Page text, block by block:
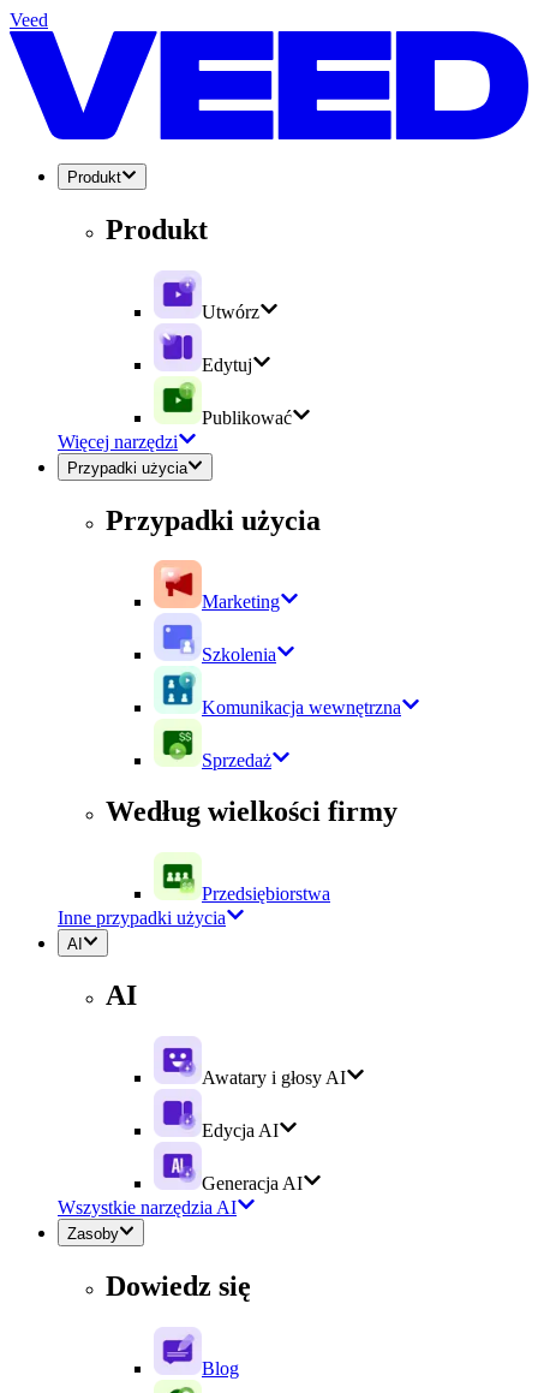
Veed
Produkt
Produkt
Utwórz
Edytuj
Publikować
Więcej narzędzi
Przypadki użycia
Przypadki użycia
Marketing
Szkolenia
Komunikacja wewnętrzna
Sprzedaż
Według wielkości firmy
Przedsiębiorstwa
Inne przypadki użycia
AI
AI
Awatary i głosy AI
Edycja AI
Generacja AI
Wszystkie narzędzia AI
Zasoby
Dowiedz się
Blog